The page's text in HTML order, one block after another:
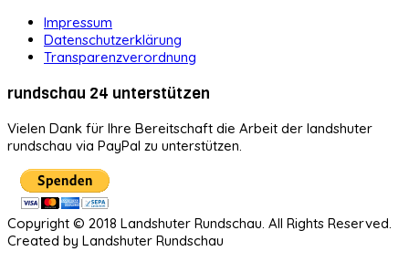
Impressum
Datenschutzerklärung
Transparenzverordnung
rundschau 24 unterstützen
Vielen Dank für Ihre Bereitschaft die Arbeit der landshuter
rundschau via PayPal zu unterstützen.
Copyright © 2018 Landshuter Rundschau. All Rights Reserved.
Created by Landshuter Rundschau